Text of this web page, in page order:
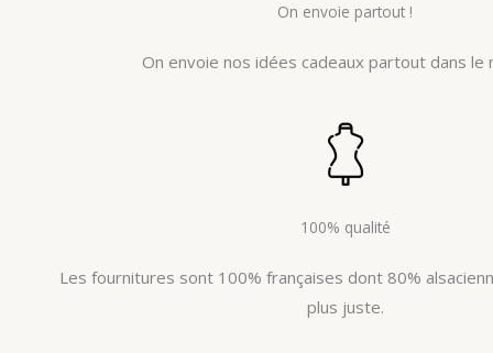
On envoie partout !
On envoie nos idées cadeaux partout dans le
100% qualité
Les fournitures sont 100% françaises dont 80%
plus juste.